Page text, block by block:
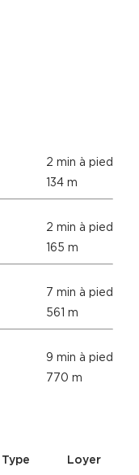
2 min à pied
134 m
2 min à pied
165 m
7 min à pied
561 m
9 min à pied
770 m
Type Loyer